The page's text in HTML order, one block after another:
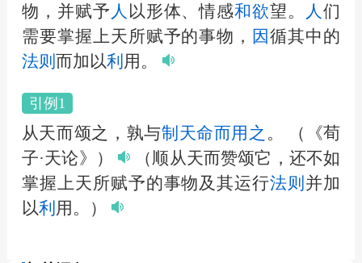
物，并赋予 人 以形体、情感和欲望。 人们
需要掌握上天所赋予的事物，
因循其中的
法则 而加以利 用。
引例1
从天而颂之，孰与制 天命而用之 。
（《荀
子·天论》）
（顺从天而赞颂它，还不如
掌握上天所赋予的事物及其运行法则 并加
以利 用。）